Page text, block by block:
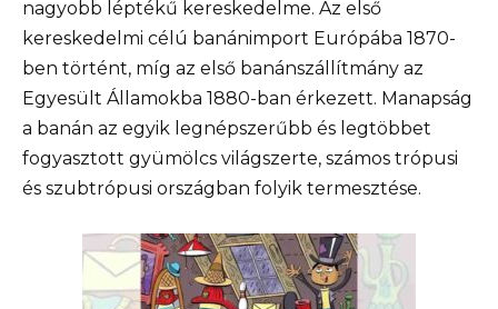
nagyobb léptékű kereskedelme. Az első
kereskedelmi célú banánimport Európába 1870-
ben történt, míg az első banánszállítmány az
Egyesült Államokba 1880-ban érkezett. Manapság
a banán az egyik legnépszerűbb és legtöbbet
fogyasztott gyümölcs világszerte, számos trópusi
és szubtrópusi országban folyik termesztése.